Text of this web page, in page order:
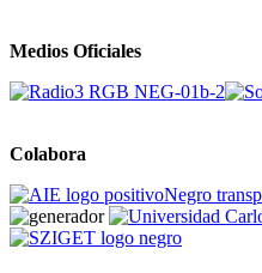
Medios Oficiales
Colabora